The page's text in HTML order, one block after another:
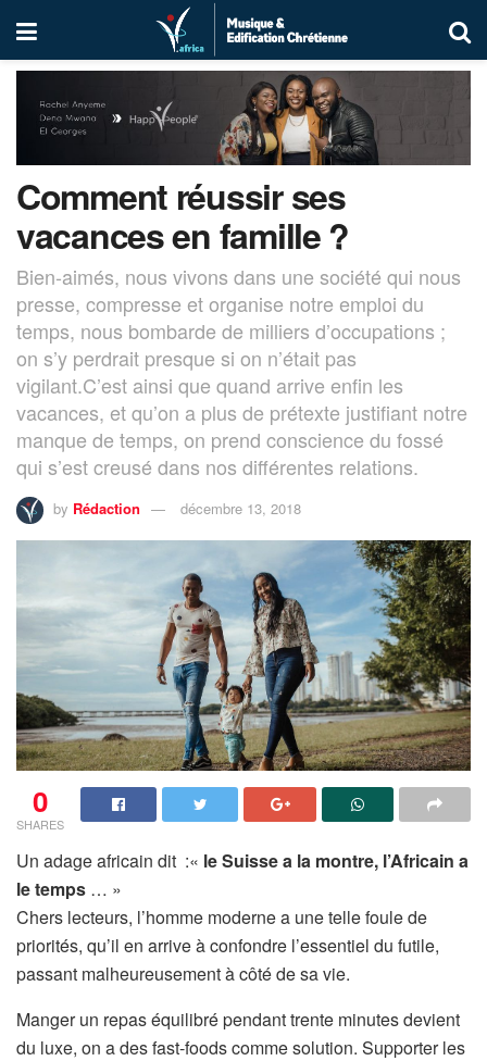
Comment réussir ses
vacances en famille ?
Bien-aimés, nous vivons dans une société qui nous
presse, compresse et organise notre emploi du
temps, nous bombarde de milliers d’occupations ;
on s’y perdrait presque si on n’était pas
vigilant.C’est ainsi que quand arrive enfin les
vacances, et qu’on a plus de prétexte justifiant notre
manque de temps, on prend conscience du fossé
qui s’est creusé dans nos différentes relations.
by Rédaction décembre 13, 2018
0
SHARES
Un adage africain dit :« le Suisse a la montre, l’Africain a
le temps … »
Chers lecteurs, l’homme moderne a une telle foule de
priorités, qu’il en arrive à confondre l’essentiel du futile,
passant malheureusement à côté de sa vie.
Manger un repas équilibré pendant trente minutes devient
du luxe, on a des fast-foods comme solution. Supporter les